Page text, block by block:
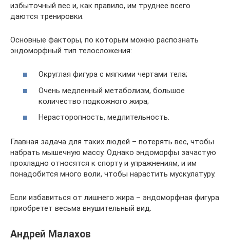
избыточный вес и, как правило, им труднее всего
даются тренировки.
Основные факторы, по которым можно распознать
эндоморфный тип телосложения:
Округлая фигура с мягкими чертами тела;
Очень медленный метаболизм, большое
количество подкожного жира;
Нерасторопность, медлительность.
Главная задача для таких людей – потерять вес, чтобы
набрать мышечную массу. Однако эндоморфы зачастую
прохладно относятся к спорту и упражнениям, и им
понадобится много воли, чтобы нарастить мускулатуру.
Если избавиться от лишнего жира – эндоморфная фигура
приобретет весьма внушительный вид.
Андрей Малахов